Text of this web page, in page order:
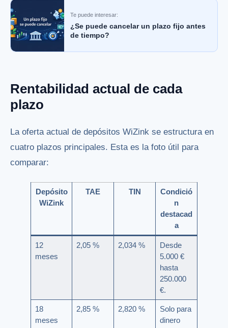
Te puede interesar:
¿Se puede cancelar un plazo fijo antes
de tiempo?
Rentabilidad actual de cada
plazo
La oferta actual de depósitos WiZink se estructura en
cuatro plazos principales. Esta es la foto útil para
comparar:
Depósito
WiZink
TAE TIN
Condició
n
destacad
a
12
meses
2,05 % 2,034 %
Desde
5.000 €
hasta
250.000
€.
18
meses
2,85 % 2,820 %
Solo para
dinero